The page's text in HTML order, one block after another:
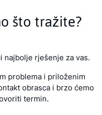
što tražite?
najbolje rješenje za vas.
problema i priloženim
obrasca i brzo ćemo
termin.